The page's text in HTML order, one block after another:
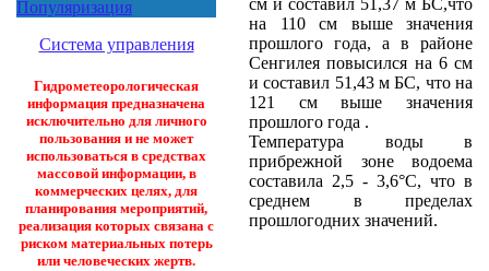
Популяризация
Система управления
Гидрометеорологическая
информация предназначена
исключительно для личного
пользования и не может
использоваться в средствах
массовой информации, в
коммерческих целях, для
планирования мероприятий,
реализация которых связана с
риском материальных потерь
или человеческих жертв.
см и составил 51,37 м БС,что
на 110 см выше значения
прошлого года, а в районе
Сенгилея повысился на 6 см
и составил 51,43 м БС, что на
121 см выше значения
прошлого года .
Температура воды в
прибрежной зоне водоема
составила 2,5 - 3,6°С, что в
среднем в пределах
прошлогодних значений.